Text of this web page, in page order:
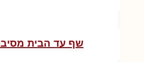
שף עד הבית